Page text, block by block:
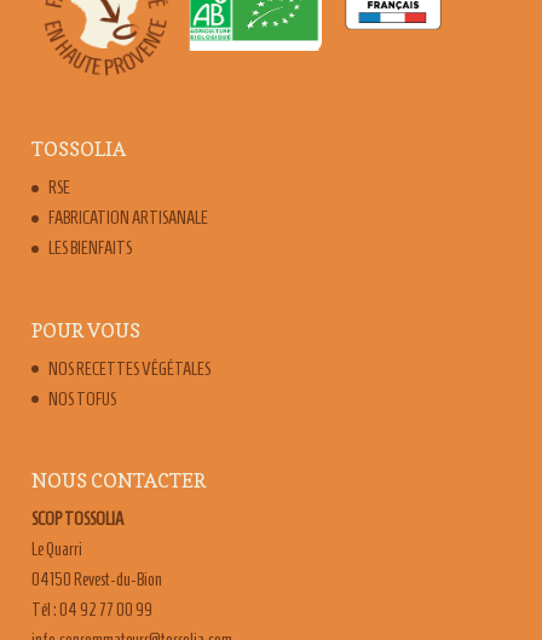
TOSSOLIA
RSE
FABRICATION ARTISANALE
LES BIENFAITS
POUR VOUS
NOS RECETTES VÉGÉTALES
NOS TOFUS
NOUS CONTACTER
SCOP TOSSOLIA
Le Quarri
04150 Revest-du-Bion
Tél : 04 92 77 00 99